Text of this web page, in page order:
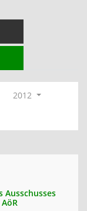
2012